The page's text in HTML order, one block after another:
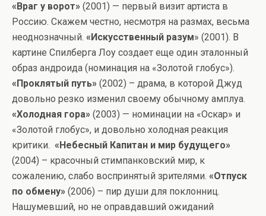
«Враг у ворот» (2001) — первый визит артиста в
Россию. Скажем честно, несмотря на размах, весьма
неоднозначный. «Искусственный разум» (2001). В
картине Спилберга Лоу создает еще один эталонный
образ андроида (номинация на «Золотой глобус»).
«Проклятый путь» (2002) – драма, в которой Джуд
довольно резко изменил своему обычному амплуа.
«Холодная гора» (2003) — номинации на «Оскар» и
«Золотой глобус», и довольно холодная реакция
критики. «Небесный Капитан и мир будущего»
(2004) – красочный стимпанковский мир, к
сожалению, слабо воспринятый зрителями. «Отпуск
по обмену» (2006) – пир души для поклонниц.
Нашумевший, но не оправдавший ожиданий